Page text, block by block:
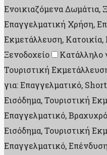
Ενοικιαζόμενα Δωμάτια,
Επαγγελματική Χρήση,
Εκμετάλλευση,
Ξενοδοχείο
Κατάλληλο
Τουριστική
για: Επαγγελματικό,
Εισόδημα, Τουριστική
Επαγγελματικό,
Εισόδημα, Τουριστική
Επαγγελματικό, Επένδυση